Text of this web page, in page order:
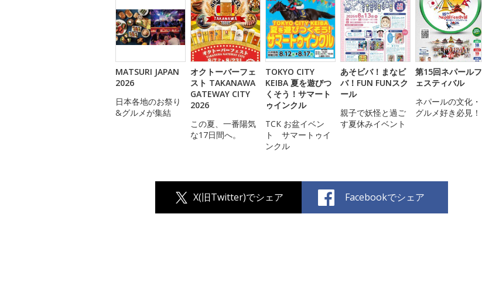
MATSURI JAPAN
2026
日本各地のお祭り
&グルメが集結
オクトーバーフェ
スト TAKANAWA
GATEWAY CITY
2026
この夏、一番陽気
な17日間へ。
TOKYO CITY
KEIBA 夏を遊びつ
くそう！サマート
ゥインクル
TCK お盆イベン
ト サマートゥイ
ンクル
あそビバ！まなビ
バ！FUN FUNスク
ール
親子で妖怪と過ご
す夏休みイベント
第15回ネパールフ
ェスティバル
ネパールの文化・
グルメ好き必見！
X(旧Twitter)でシェア Facebookでシェア